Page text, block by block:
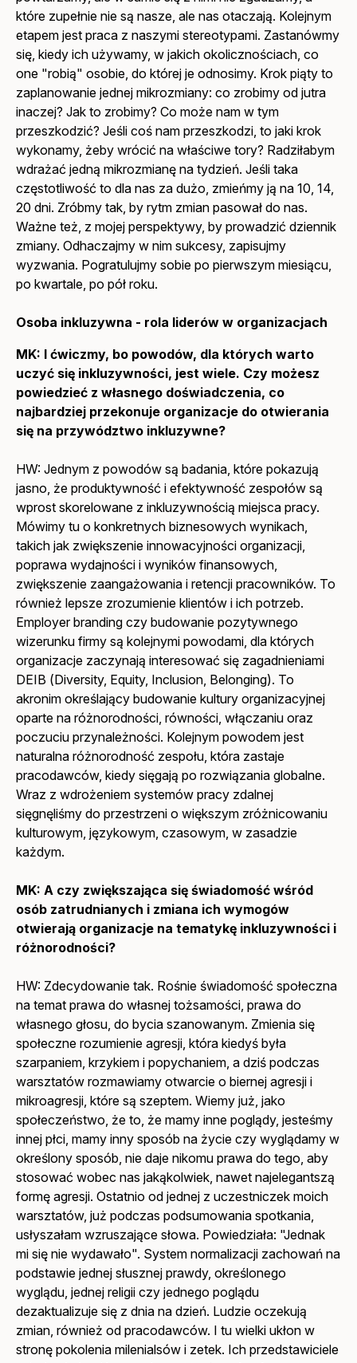
które zupełnie nie są nasze, ale nas otaczają. Kolejnym
etapem jest praca z naszymi stereotypami. Zastanówmy
się, kiedy ich używamy, w jakich okolicznościach, co
one "robią" osobie, do której je odnosimy. Krok piąty to
zaplanowanie jednej mikrozmiany: co zrobimy od jutra
inaczej? Jak to zrobimy? Co może nam w tym
przeszkodzić? Jeśli coś nam przeszkodzi, to jaki krok
wykonamy, żeby wrócić na właściwe tory? Radziłabym
wdrażać jedną mikrozmianę na tydzień. Jeśli taka
częstotliwość to dla nas za dużo, zmieńmy ją na 10, 14,
20 dni. Zróbmy tak, by rytm zmian pasował do nas.
Ważne też, z mojej perspektywy, by prowadzić dziennik
zmiany. Odhaczajmy w nim sukcesy, zapisujmy
wyzwania. Pogratulujmy sobie po pierwszym miesiącu,
po kwartale, po pół roku.
Osoba inkluzywna - rola liderów w organizacjach
MK: I ćwiczmy, bo powodów, dla których warto
uczyć się inkluzywności, jest wiele. Czy możesz
powiedzieć z własnego doświadczenia, co
najbardziej przekonuje organizacje do otwierania
się na przywództwo inkluzywne?
HW: Jednym z powodów są badania, które pokazują
jasno, że produktywność i efektywność zespołów są
wprost skorelowane z inkluzywnością miejsca pracy.
Mówimy tu o konkretnych biznesowych wynikach,
takich jak zwiększenie innowacyjności organizacji,
poprawa wydajności i wyników finansowych,
zwiększenie zaangażowania i retencji pracowników. To
również lepsze zrozumienie klientów i ich potrzeb.
Employer branding czy budowanie pozytywnego
wizerunku firmy są kolejnymi powodami, dla których
organizacje zaczynają interesować się zagadnieniami
DEIB (Diversity, Equity, Inclusion, Belonging). To
akronim określający budowanie kultury organizacyjnej
oparte na różnorodności, równości, włączaniu oraz
poczuciu przynależności. Kolejnym powodem jest
naturalna różnorodność zespołu, która zastaje
pracodawców, kiedy sięgają po rozwiązania globalne.
Wraz z wdrożeniem systemów pracy zdalnej
sięgnęliśmy do przestrzeni o większym zróżnicowaniu
kulturowym, językowym, czasowym, w zasadzie
każdym.
MK: A czy zwiększająca się świadomość wśród
osób zatrudnianych i zmiana ich wymogów
otwierają organizacje na tematykę inkluzywności i
różnorodności?
HW: Zdecydowanie tak. Rośnie świadomość społeczna
na temat prawa do własnej tożsamości, prawa do
własnego głosu, do bycia szanowanym. Zmienia się
społeczne rozumienie agresji, która kiedyś była
szarpaniem, krzykiem i popychaniem, a dziś podczas
warsztatów rozmawiamy otwarcie o biernej agresji i
mikroagresji, które są szeptem. Wiemy już, jako
społeczeństwo, że to, że mamy inne poglądy, jesteśmy
innej płci, mamy inny sposób na życie czy wyglądamy w
określony sposób, nie daje nikomu prawa do tego, aby
stosować wobec nas jakąkolwiek, nawet najelegantszą
formę agresji. Ostatnio od jednej z uczestniczek moich
warsztatów, już podczas podsumowania spotkania,
usłyszałam wzruszające słowa. Powiedziała: "Jednak
mi się nie wydawało". System normalizacji zachowań na
podstawie jednej słusznej prawdy, określonego
wyglądu, jednej religii czy jednego poglądu
dezaktualizuje się z dnia na dzień. Ludzie oczekują
zmian, również od pracodawców. I tu wielki ukłon w
stronę pokolenia milenialsów i zetek. Ich przedstawiciele